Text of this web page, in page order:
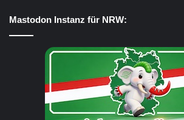
Mastodon Instanz für NRW: